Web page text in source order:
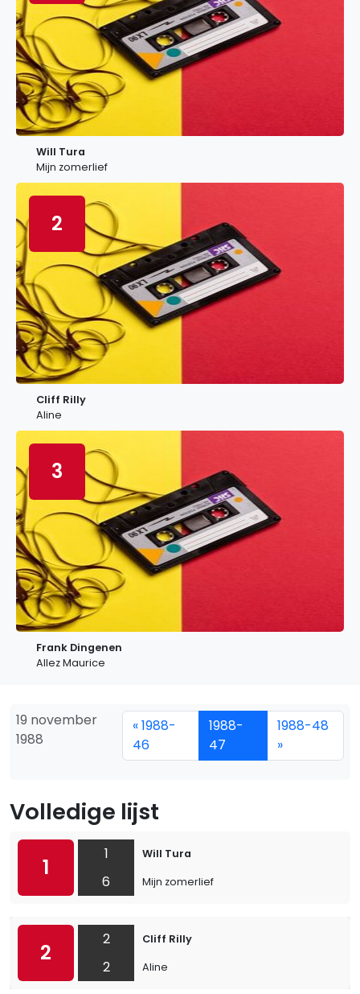
Will Tura
Mijn zomerlief
2
Cliff Rilly
Aline
3
Frank Dingenen
Allez Maurice
19 november
1988
« 1988-
46
1988-
47
1988-48
»
Volledige lijst
1
1
6
Will Tura
Mijn zomerlief
2
2
2
Cliff Rilly
Aline